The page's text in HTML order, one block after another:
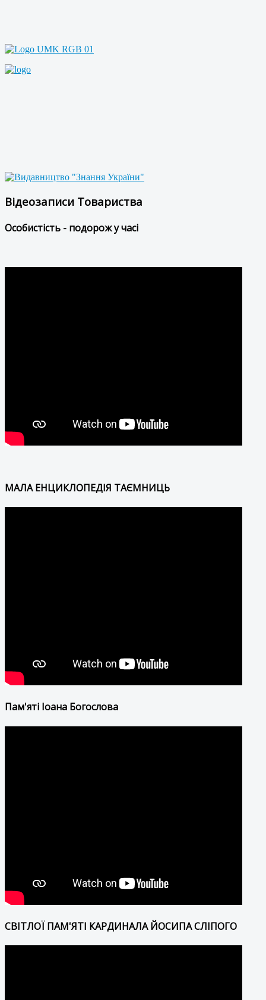
Відеозаписи Товариства
Особистість - подорож у часі
МАЛА ЕНЦИКЛОПЕДІЯ ТАЄМНИЦЬ
Пам'яті Іоана Богослова
СВІТЛОЇ ПАМ'ЯТІ КАРДИНАЛА ЙОСИПА СЛІПОГО